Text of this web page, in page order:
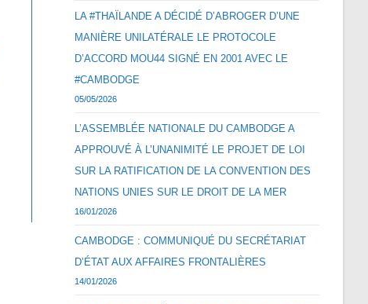
LA #THAÏLANDE A DÉCIDÉ D’ABROGER D’UNE
MANIÈRE UNILATÉRALE LE PROTOCOLE
D’ACCORD MOU44 SIGNÉ EN 2001 AVEC LE
#CAMBODGE
05/05/2026
L’ASSEMBLÉE NATIONALE DU CAMBODGE A
APPROUVÉ À L’UNANIMITÉ LE PROJET DE LOI
SUR LA RATIFICATION DE LA CONVENTION DES
NATIONS UNIES SUR LE DROIT DE LA MER
16/01/2026
CAMBODGE : COMMUNIQUÉ DU SECRÉTARIAT
D’ÉTAT AUX AFFAIRES FRONTALIÈRES
14/01/2026